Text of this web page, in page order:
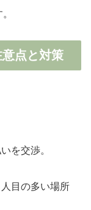
点と対策
を交渉。
目の多い場所